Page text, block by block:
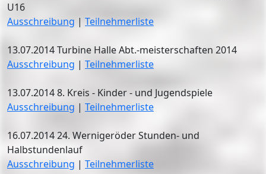
U16
Ausschreibung | Teilnehmerliste
13.07.2014 Turbine Halle Abt.-meisterschaften 2014
Ausschreibung | Teilnehmerliste
13.07.2014 8. Kreis - Kinder - und Jugendspiele
Ausschreibung | Teilnehmerliste
16.07.2014 24. Wernigeröder Stunden- und
Halbstundenlauf
Ausschreibung | Teilnehmerliste